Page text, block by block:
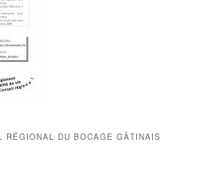
RÉGIONAL DU BOCAGE GÂTINAIS